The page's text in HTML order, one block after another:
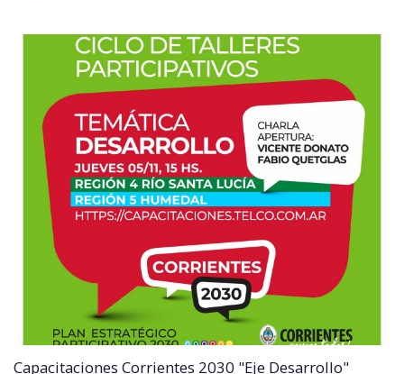
Capacitaciones Corrientes 2030 "Eje Desarrollo"